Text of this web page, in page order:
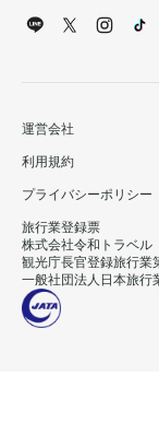
運営会社
利用規約
プライバシーポリシー
旅行業登録票
株式会社令和ト
観光庁長官登録旅
一般社団法人日本旅行